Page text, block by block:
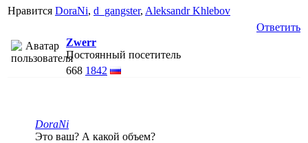
Нравится DoraNi, d_gangster, Aleksandr Khlebov
Ответить
Zwerr
Постоянный посетитель
668 1842
DoraNi
Это ваш? А какой объем?